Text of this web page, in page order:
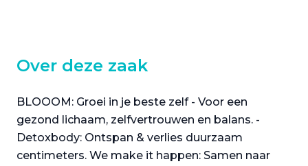
Over deze zaak
BLOOOM: Groei in je beste zelf - Voor een
gezond lichaam, zelfvertrouwen en balans. -
Detoxbody: Ontspan & verlies duurzaam
centimeters. We make it happen: Samen naar